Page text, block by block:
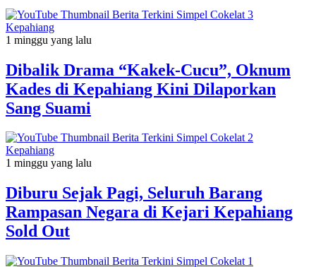
Kepahiang
1 minggu yang lalu
Dibalik Drama “Kakek-Cucu”, Oknum
Kades di Kepahiang Kini Dilaporkan
Sang Suami
Kepahiang
1 minggu yang lalu
Diburu Sejak Pagi, Seluruh Barang
Rampasan Negara di Kejari Kepahiang
Sold Out